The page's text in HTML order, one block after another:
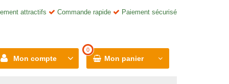
attractifs Commande rapide Paiement sécurisé
Mon compte Mon panier
0